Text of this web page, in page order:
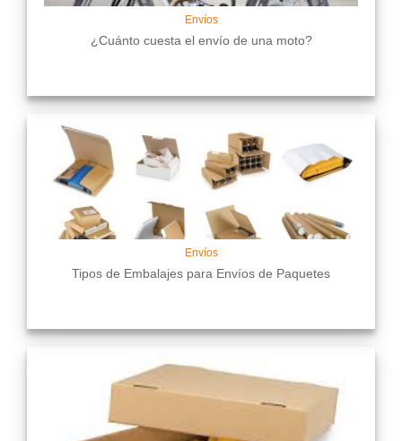
Envíos
¿Cuánto cuesta el envío de una moto?
Envíos
Tipos de Embalajes para Envíos de Paquetes